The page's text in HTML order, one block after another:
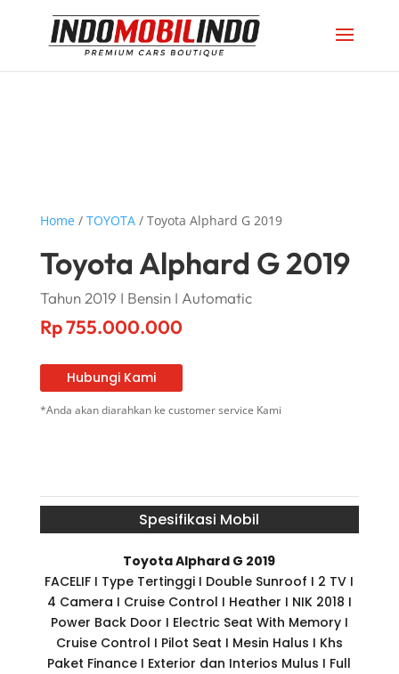
Home/ TOYOTA/ Toyota Alphard G 2019
Toyota Alphard G 2019
Tahun 2019 I Bensin I Automatic
Rp755.000.000
Hubungi Kami
*Anda akan diarahkan ke customer service Kami
Spesifikasi Mobil
Toyota Alphard G 2019
FACELIF I Type Tertinggi I Double Sunroof I 2 TV I
4 Camera I Cruise Control I Heather I NIK 2018 I
Power Back Door I Electric Seat With Memory I
Cruise Control I Pilot Seat I Mesin Halus I Khs
Paket Finance I Exterior dan Interios Mulus I Full